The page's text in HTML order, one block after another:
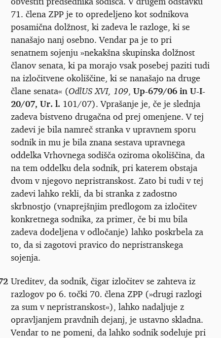
71. člena ZPP je to opredeljeno kot sodnikova
posamična dolžnost, ki zadeva le razloge, ki se
nanašajo nanj osebno. Vendar pa je to pri
senatnem sojenju »nekakšna skupinska dolžnost
članov senata, ki pa morajo vsak posebej paziti tudi
na izločitvene okoliščine, ki se nanašajo na druge
člane senata« (OdlUS XVI, 109 Up-679/06 in U-I-
20/07, Ur. l. 101/07). Vprašanje je, če je slednja
zadeva bistveno drugačna od prej omenjene. V tej
zadevi je bila namreč stranka v upravnem sporu
sodnik in mu je bila znana sestava upravnega
oddelka Vrhovnega sodišča oziroma okoliščina, da
na tem oddelku dela sodnik, pri katerem obstaja
dvom v njegovo nepristranskost. Zato bi tudi v tej
zadevi lahko rekli, da bi stranka z zadostno
skrbnostjo (vnaprejšnjim predlogom za izločitev
konkretnega sodnika, za primer, če bi mu bila
zadeva dodeljena v odločanje) lahko poskrbela za
to, da si zagotovi pravico do nepristranskega
sojenja.
Ureditev, da sodnik, čigar izločitev se zahteva iz
razlogov po 6. točki 70. člena ZPP (»drugi razlogi
za sum v nepristranskost«), lahko nadaljuje z
opravljanjem pravdnih dejanj, je ustavno skladna.
Vendar to ne pomeni, da lahko sodnik sodeluje pri